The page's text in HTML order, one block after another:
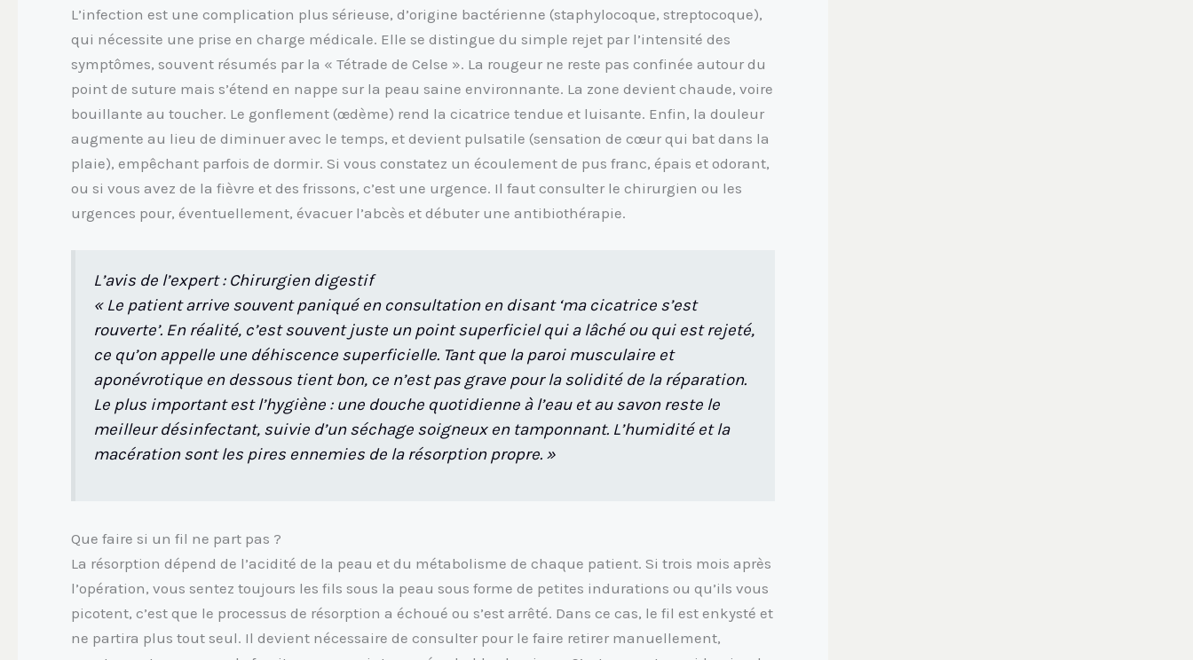
L’infection est une complication plus sérieuse, d’origine bactérienne (staphylocoque, streptocoque),
qui nécessite une prise en charge médicale. Elle se distingue du simple rejet par l’intensité des
symptômes, souvent résumés par la « Tétrade de Celse ». La rougeur ne reste pas confinée autour du
point de suture mais s’étend en nappe sur la peau saine environnante. La zone devient chaude, voire
bouillante au toucher. Le gonflement (œdème) rend la cicatrice tendue et luisante. Enfin, la douleur
augmente au lieu de diminuer avec le temps, et devient pulsatile (sensation de cœur qui bat dans la
plaie), empêchant parfois de dormir. Si vous constatez un écoulement de pus franc, épais et odorant,
ou si vous avez de la fièvre et des frissons, c’est une urgence. Il faut consulter le chirurgien ou les
urgences pour, éventuellement, évacuer l’abcès et débuter une antibiothérapie.
L’avis de l’expert : Chirurgien digestif
« Le patient arrive souvent paniqué en consultation en disant ‘ma cicatrice s’est
rouverte’. En réalité, c’est souvent juste un point superficiel qui a lâché ou qui est rejeté,
ce qu’on appelle une déhiscence superficielle. Tant que la paroi musculaire et
aponévrotique en dessous tient bon, ce n’est pas grave pour la solidité de la réparation.
Le plus important est l’hygiène : une douche quotidienne à l’eau et au savon reste le
meilleur désinfectant, suivie d’un séchage soigneux en tamponnant. L’humidité et la
macération sont les pires ennemies de la résorption propre. »
Que faire si un fil ne part pas ?
La résorption dépend de l’acidité de la peau et du métabolisme de chaque patient. Si trois mois après
l’opération, vous sentez toujours les fils sous la peau sous forme de petites indurations ou qu’ils vous
picotent, c’est que le processus de résorption a échoué ou s’est arrêté. Dans ce cas, le fil est enkysté et
ne partira plus tout seul. Il devient nécessaire de consulter pour le faire retirer manuellement,